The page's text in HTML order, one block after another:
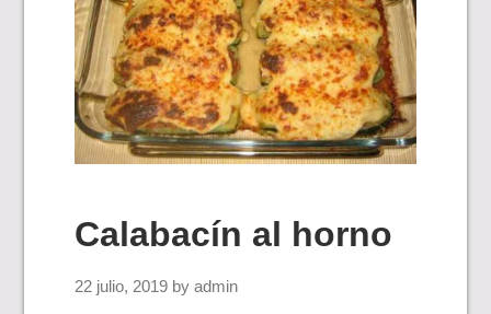
Calabacín al horno
22 julio, 2019 byadmin